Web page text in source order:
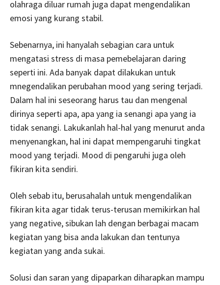
olahraga diluar rumah juga dapat mengendalikan
emosi yang kurang stabil.
Sebenarnya, ini hanyalah sebagian cara untuk
mengatasi stress di masa pemebelajaran daring
seperti ini. Ada banyak dapat dilakukan untuk
mnegendalikan perubahan mood yang sering terjadi.
Dalam hal ini seseorang harus tau dan mengenal
dirinya seperti apa, apa yang ia senangi apa yang ia
tidak senangi. Lakukanlah hal-hal yang menurut anda
menyenangkan, hal ini dapat mempengaruhi tingkat
mood yang terjadi. Mood di pengaruhi juga oleh
fikiran kita sendiri.
Oleh sebab itu, berusahalah untuk mengendalikan
fikiran kita agar tidak terus-terusan memikirkan hal
yang negative, sibukan lah dengan berbagai macam
kegiatan yang bisa anda lakukan dan tentunya
kegiatan yang anda sukai.
Solusi dan saran yang dipaparkan diharapkan mampu